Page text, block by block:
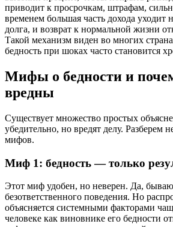
приводит к просрочкам, штрафам,
временем большая часть дохода уходит
долга, и возврат к нормальной жизни
Такой механизм виден во многих
бедность при шоках часто становится
Мифы о бедности и
вредны
Существует множество простых
убедительно, но вредят делу. Разберем
мифов.
Миф 1: бедность — только
Этот миф удобен, но неверен. Да,
безответственного поведения. Но
объясняется системными факторами
человеке как виновнике его бедности